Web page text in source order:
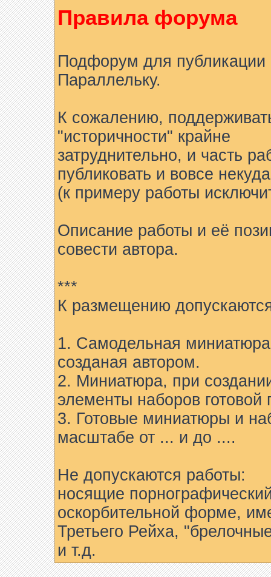
Правила форума
Подфорум для
Параллельку.
К сожалению,
"историчности" крайне
затруднительно, и часть
публиковать и вовсе
(к примеру работы
Описание работы и её
совести автора.
***
К размещению
1. Самодельная
созданая автором.
2. Миниатюра, при
элементы наборов готовой
3. Готовые миниатюры и
масштабе от ... и до ....
Не допускаются работы:
носящие
оскорбительной форме,
Третьего Рейха,
и т.д.